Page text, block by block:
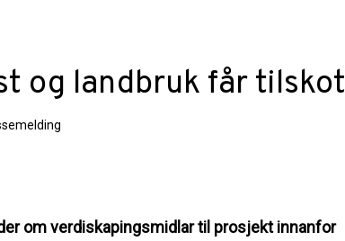
og landbruk får tilskot
om verdiskapingsmidlar til prosjekt innanfor